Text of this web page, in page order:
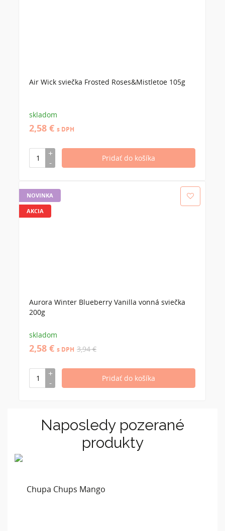
Air Wick sviečka Frosted Roses&Mistletoe 105g
skladom
2,58 € s DPH
NOVINKA
AKCIA
Aurora Winter Blueberry Vanilla vonná sviečka
200g
skladom
2,58 € s DPH 3,94 €
Naposledy pozerané
produkty